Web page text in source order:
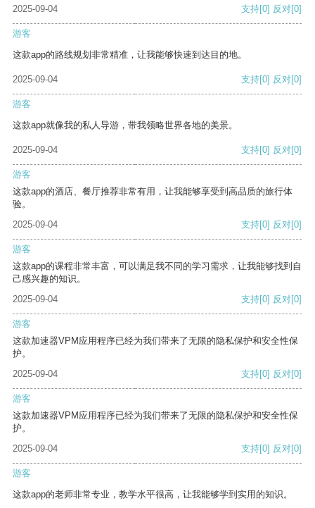
2025-09-04 支持[0] 反对[0]
游客
这款app的路线规划非常精准，让我能够快速到达目的地。
2025-09-04 支持[0] 反对[0]
游客
这款app就像我的私人导游，带我领略世界各地的美景。
2025-09-04 支持[0] 反对[0]
游客
这款app的酒店、餐厅推荐非常有用，让我能够享受到高品质的旅行体
验。
2025-09-04
支持[0] 反对[0]
游客
这款app的课程非常丰富，可以满足我不同的学习需求，让我能够找到自
己感兴趣的知识。
2025-09-04
支持[0] 反对[0]
游客
这款加速器VPM应用程序已经为我们带来了无限的隐私保护和安全性保
护。
2025-09-04
支持[0] 反对[0]
游客
这款加速器VPM应用程序已经为我们带来了无限的隐私保护和安全性保
护。
2025-09-04
支持[0] 反对[0]
游客
这款app的老师非常专业，教学水平很高，让我能够学到实用的知识。